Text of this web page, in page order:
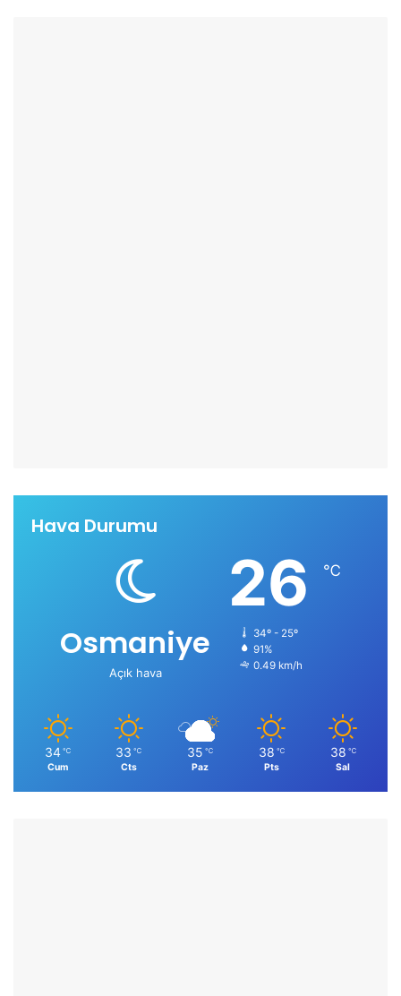
Hava Durumu
Osmaniye
Açık hava
26 ℃
34º - 25º
91%
0.49 km/h
34 ℃
Cum
33 ℃
Cts
35 ℃
Paz
38 ℃
Pts
38 ℃
Sal